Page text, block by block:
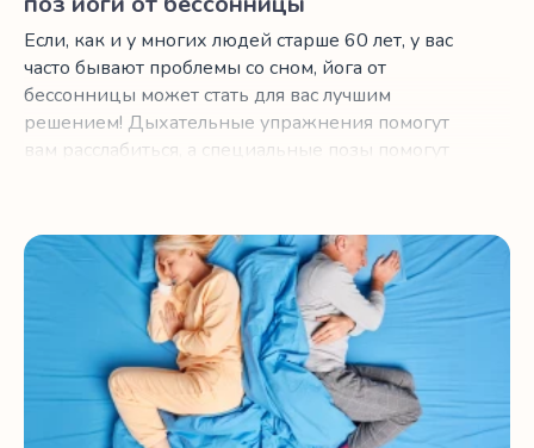
Если, как и у многих людей старше 60 лет, у вас
часто бывают проблемы со сном, йога от
бессонницы может стать для вас лучшим
решением! Дыхательные упражнения помогут
вам расслабиться, а специальные позы помогут
6 советов, если у вас проблемы со сном